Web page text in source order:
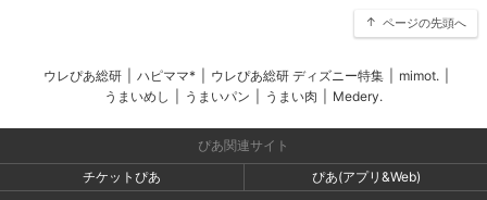
ページの先頭へ
ウレぴあ総研 ハピママ* ウレぴあ総研 ディズニー特集 mimot.
うまいめし
うまいパン うまい肉 Medery.
ぴあ関連サイト
チケットぴあ
ぴあ(アプリ&Web)